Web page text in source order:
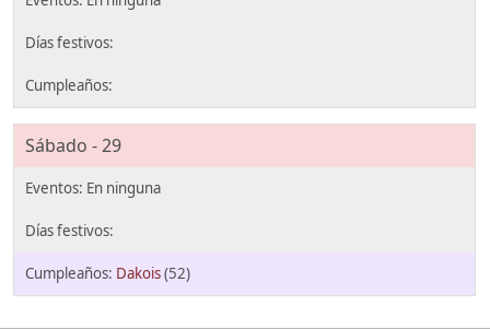
Sábado - 29
Dakois(52)